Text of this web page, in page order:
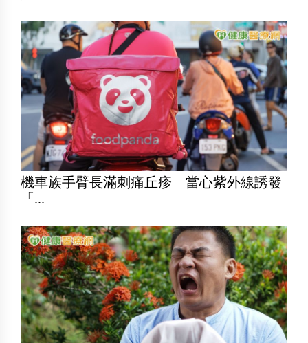
機車族手臂長滿刺痛丘疹 當心紫外線誘發
「...